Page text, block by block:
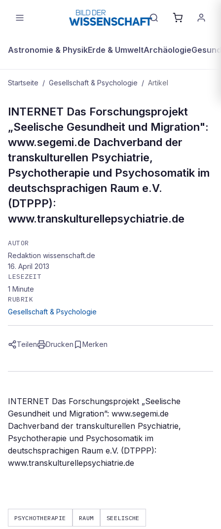
Astronomie & PhysikErde & UmweltArchäologie
Startseite / Gesellschaft & Psychologie / Artikel
Mehr zum Thema
INTERNET Das Forschungsprojekt
„Seelische Gesundheit und Migration":
www.segemi.de Dachverband der
transkulturellen Psychiatrie,
Psychotherapie und Psychosomatik im
deutschsprachigen Raum e.V.
(DTPPP):
www.transkulturellepsychiatrie.de
AUTOR
Redaktion wissenschaft.de
16. April 2013
LESEZEIT
1 Minute
RUBRIK
Gesellschaft & Psychologie
Teilen Drucken Merken
INTERNET Das Forschungsprojekt „Seelische
Gesundheit und Migration”: www.segemi.de
Dachverband der transkulturellen Psychiatrie,
Psychotherapie und Psychosomatik im
deutschsprachigen Raum e.V. (DTPPP):
www.transkulturellepsychiatrie.de
PSYCHOTHERAPIE RAUM SEELISCHE